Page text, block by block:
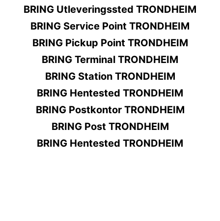
BRING Utleveringssted TRONDHEIM
BRING Service Point TRONDHEIM
BRING Pickup Point TRONDHEIM
BRING Terminal TRONDHEIM
BRING Station TRONDHEIM
BRING Hentested TRONDHEIM
BRING Postkontor TRONDHEIM
BRING Post TRONDHEIM
BRING Hentested TRONDHEIM